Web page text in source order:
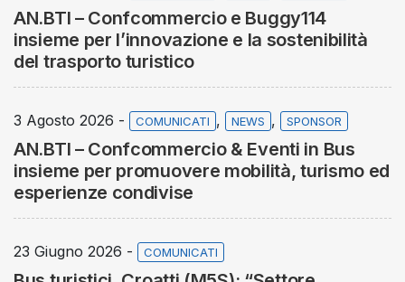
AN.BTI – Confcommercio e Buggy114
insieme per l’innovazione e la sostenibilità
del trasporto turistico
3 Agosto 2026 - COMUNICATI , NEWS , SPONSOR
AN.BTI – Confcommercio & Eventi in Bus
insieme per promuovere mobilità, turismo ed
esperienze condivise
23 Giugno 2026 - COMUNICATI